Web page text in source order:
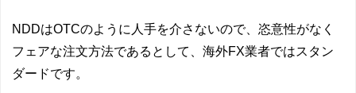
NDDはOTCのように人手を介さないので、恣意性がなく
フェアな注文方法であるとして、海外FX業者ではスタン
ダードです。